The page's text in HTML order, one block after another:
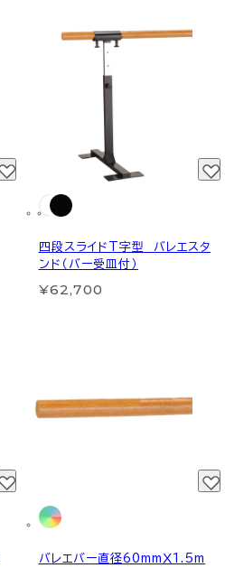
四段スライドT字型 バレエスタ
ンド（バー受皿付）
¥62,700
バレエバー直径60mmＸ1.5m